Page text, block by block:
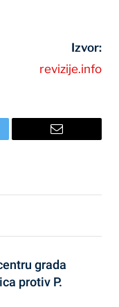
Izvor:
revizije.info
Email
grada
protiv P.